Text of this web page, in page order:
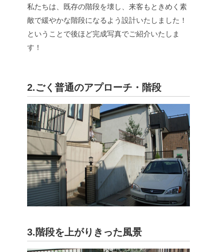
私たちは、既存の階段を壊し、来客もときめく素
敵で緩やかな階段になるよう設計いたしました！
ということで後ほど完成写真でご紹介いたしま
す！
2.ごく普通のアプローチ・階段
3.階段を上がりきった風景